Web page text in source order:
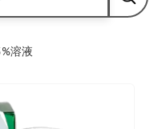
溶液